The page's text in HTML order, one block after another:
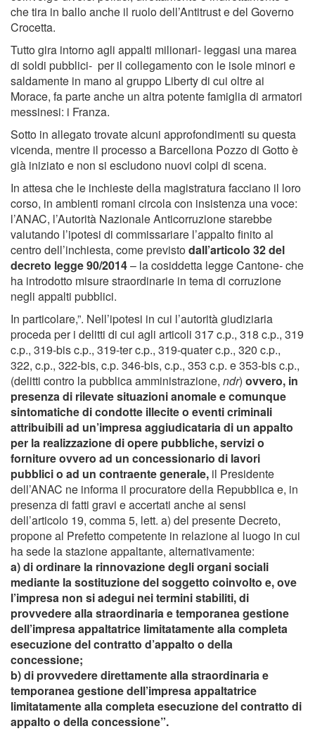
che tira in ballo anche il ruolo dell’Antitrust e del Governo
Crocetta.
Tutto gira intorno agli appalti milionari- leggasi una marea
di soldi pubblici- per il collegamento con le isole minori e
saldamente in mano al gruppo Liberty di cui oltre ai
Morace, fa parte anche un altra potente famiglia di armatori
messinesi: i Franza.
Sotto in allegato trovate alcuni approfondimenti su questa
vicenda, mentre il processo a Barcellona Pozzo di Gotto è
già iniziato e non si escludono nuovi colpi di scena.
In attesa che le inchieste della magistratura facciano il loro
corso, in ambienti romani circola con insistenza una voce:
l’ANAC, l’Autorità Nazionale Anticorruzione starebbe
valutando l’ipotesi di commissariare l’appalto finito al
centro dell’inchiesta, come previstodall’articolo 32 del
decreto legge 90/2014– la cosiddetta legge Cantone- che
ha introdotto misure straordinarie in tema di corruzione
negli appalti pubblici.
In particolare,”. Nell’ipotesi in cui l’autorità giudiziaria
proceda per i delitti di cui agli articoli 317 c.p., 318 c.p., 319
c.p., 319-bis c.p., 319-ter c.p., 319-quater c.p., 320 c.p.,
322, c.p., 322-bis, c.p. 346-bis, c.p., 353 c.p. e 353-bis c.p.,
(delitti contro la pubblica amministrazione, ndr) ovvero, in
presenza di rilevate situazioni anomale e comunque
sintomatiche di condotte illecite o eventi criminali
attribuibili ad un’impresa aggiudicataria di un appalto
per la realizzazione di opere pubbliche, servizi o
forniture ovvero ad un concessionario di lavori
pubblici o ad un contraente generale, il Presidente
dell’ANAC ne informa il procuratore della Repubblica e, in
presenza di fatti gravi e accertati anche ai sensi
dell’articolo 19, comma 5, lett. a) del presente Decreto,
propone al Prefetto competente in relazione al luogo in cui
ha sede la stazione appaltante, alternativamente:
a) di ordinare la rinnovazione degli organi sociali
mediante la sostituzione del soggetto coinvolto e, ove
l’impresa non si adegui nei termini stabiliti, di
provvedere alla straordinaria e temporanea gestione
dell’impresa appaltatrice limitatamente alla completa
esecuzione del contratto d’appalto o della
concessione;
b) di provvedere direttamente alla straordinaria e
temporanea gestione dell’impresa appaltatrice
limitatamente alla completa esecuzione del contratto di
appalto o della concessione”.